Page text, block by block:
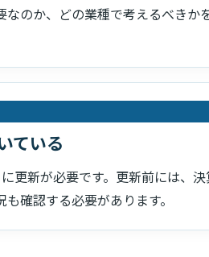
なのか、どの業種で考えるべきか
ている
更新が必要です。更新前には、
確認する必要があります。